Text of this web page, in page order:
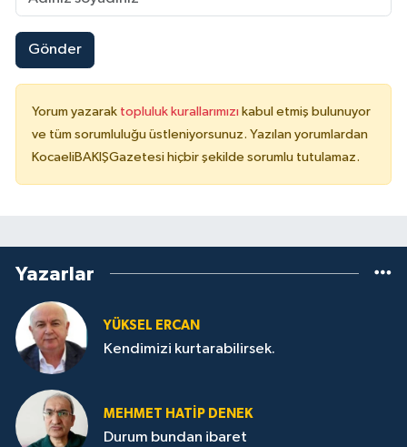
Gönder
Yorum yazarak topluluk kurallarımızı kabul etmiş bulunuyor
ve tüm sorumluluğu üstleniyorsunuz. Yazılan yorumlardan
KocaeliBAKIŞGazetesi hiçbir şekilde sorumlu tutulamaz.
Yazarlar
YÜKSEL ERCAN
Kendimizi kurtarabilirsek.
MEHMET HATİP DENEK
Durum bundan ibaret